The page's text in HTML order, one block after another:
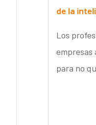
de la
Los
empresas
para no